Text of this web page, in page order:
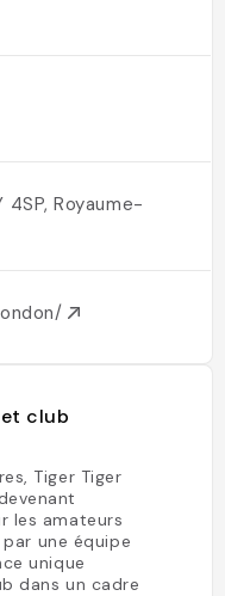
4SP, Royaume-
club
Tiger Tiger
les amateurs
une équipe
unique
dans un cadre